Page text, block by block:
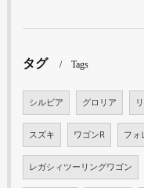
タグ Tags
シルビア グロリア
スズキ ワゴンR フォ
レガシィツーリングワゴン